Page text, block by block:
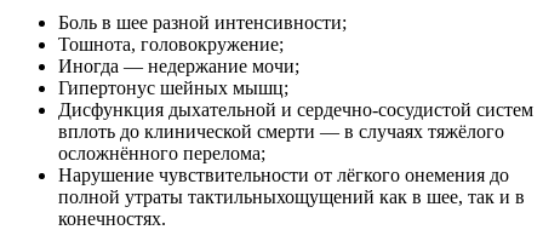
Боль в шее разной интенсивности;
Тошнота, головокружение;
Иногда — недержание мочи;
Гипертонус шейных мышц;
Дисфункция дыхательной и сердечно-сосудистой систем
вплоть до клинической смерти — в случаях тяжёлого
осложнённого перелома;
Нарушение чувствительности от лёгкого онемения до
полной утраты тактильныхощущений как в шее, так и в
конечностях.